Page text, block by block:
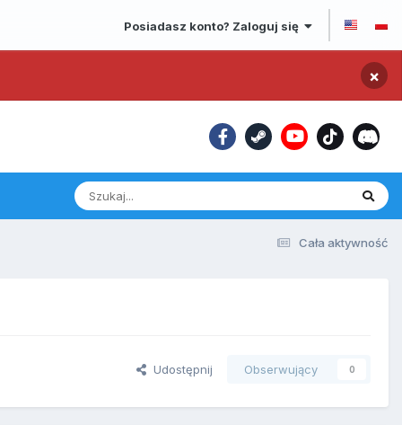
Posiadasz konto? Zaloguj się
×
Cała aktywność
Udostępnij Obserwujący 0